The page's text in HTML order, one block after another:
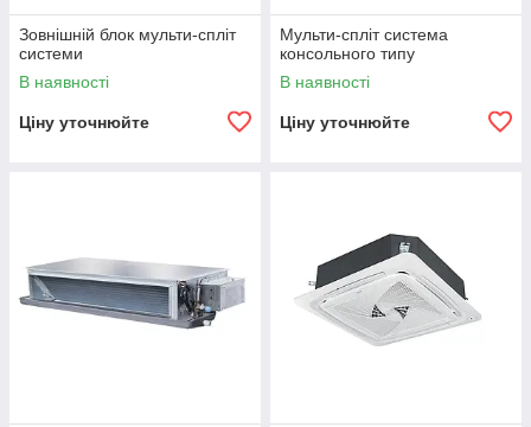
Зовнішній блок мульти-спліт
системи
В наявності
Ціну уточнюйте
Мульти-спліт система
консольного типу
В наявності
Ціну уточнюйте